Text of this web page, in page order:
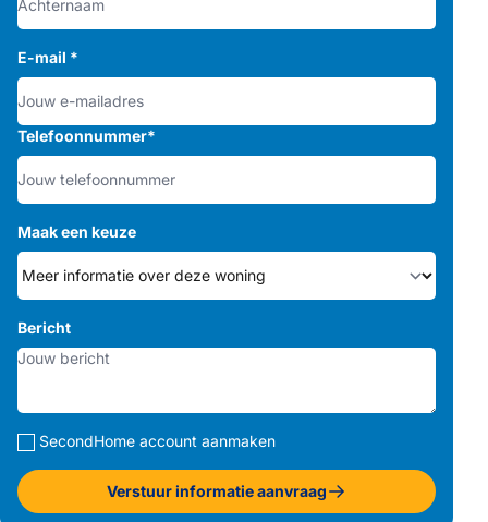
E-mail *
Telefoonnummer*
Maak een keuze
Bericht
SecondHome account aanmaken
Verstuur informatie aanvraag